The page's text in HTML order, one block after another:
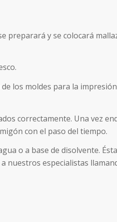
preparará y se colocará
los moldes para la
correctamente. Una vez
con el paso del tiempo.
o a base de disolvente.
nuestros especialistas